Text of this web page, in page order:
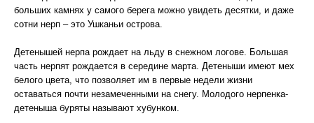
больших камнях у самого берега можно увидеть десятки, и даже
сотни нерп – это Ушканьи острова.
Детенышей нерпа рождает на льду в снежном логове. Большая
часть нерпят рождается в середине марта. Детеныши имеют мех
белого цвета, что позволяет им в первые недели жизни
оставаться почти незамеченными на снегу. Молодого нерпенка-
детеныша буряты называют хубунком.